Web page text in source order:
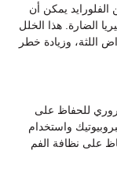
يمكن أن
الضارة. هذا الخلل
اللثة، وزيادة خطر
للحفاظ على
واستخدام
على نظافة الفم